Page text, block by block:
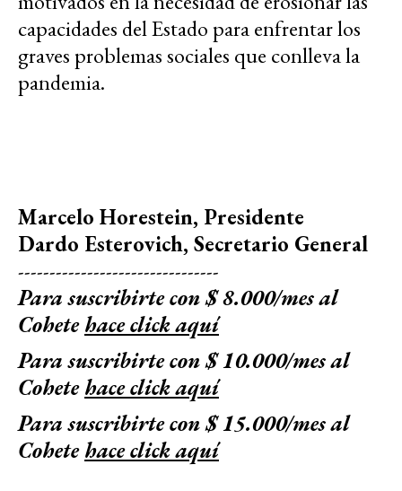
capacidades del Estado para enfrentar los
graves problemas sociales que conlleva la
pandemia.
Marcelo Horestein, Presidente
Dardo Esterovich, Secretario General
--------------------------------
Para suscribirte con $ 8.000/mes al
Cohetehace click aquí
Para suscribirte con $ 10.000/mes al
Cohetehace click aquí
Para suscribirte con $ 15.000/mes al
Cohetehace click aquí